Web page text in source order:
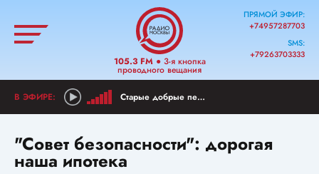
105.3 FM● 3-я кнопка
проводного вещания
ПРЯМОЙ ЭФИР:
+74957287703
SMS:
+79263703333
Старые добрые песни
"Совет безопасности": дорогая
наша ипотека